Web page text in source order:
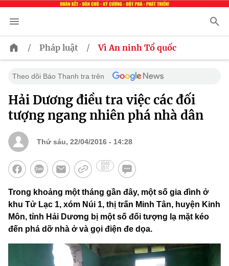
/ Pháp luật / Vì An ninh Tổ quốc
Theo dõi Báo Thanh tra trên
Hải Dương điều tra việc các đối
tượng ngang nhiên phá nhà dân
Thứ sáu, 22/04/2016 - 14:28
Trong khoảng một tháng gần đây, một số gia đình ở
khu Tử Lạc 1, xóm Núi 1, thị trấn Minh Tân, huyện Kinh
Môn, tỉnh Hải Dương bị một số đối tượng lạ mặt kéo
đến phá dỡ nhà ở và gọi điện đe dọa.